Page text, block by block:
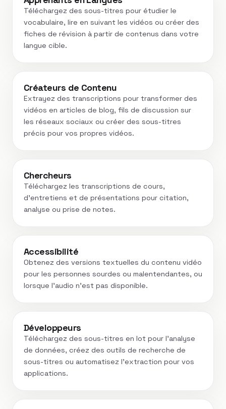
Téléchargez des sous-titres pour étudier le
vocabulaire, lire en suivant les vidéos ou créer des
fiches de révision à partir de contenus dans votre
langue cible.
Créateurs de Contenu
Extrayez des transcriptions pour transformer des
vidéos en articles de blog, fils de discussion sur
les réseaux sociaux ou créer des sous-titres
précis pour vos propres vidéos.
Chercheurs
Téléchargez les transcriptions de cours,
d’entretiens et de présentations pour citation,
analyse ou prise de notes.
Accessibilité
Obtenez des versions textuelles du contenu vidéo
pour les personnes sourdes ou malentendantes, ou
lorsque l’audio n’est pas disponible.
Développeurs
Téléchargez des sous-titres en lot pour l'analyse
de données, créez des outils de recherche de
sous-titres ou automatisez l'extraction pour vos
applications.